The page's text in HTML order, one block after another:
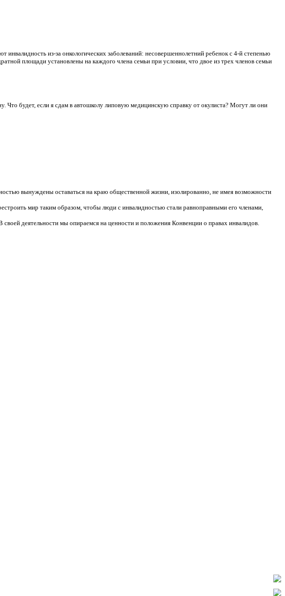
из-за онкологических заболеваний: несовершеннолетний ребенок с 4-й степенью
площади установлены на каждого члена семьи при условии, что двое из трех членов семьи
будет, если я сдам в автошколу липовую медицинскую справку от окулиста? Могут ли они
вынуждены оставаться на краю общественной жизни, изолированно, не имея возможности
мир таким образом, чтобы люди с инвалидностью стали равноправными его членами,
деятельности мы опираемся на ценности и положения Конвенции о правах инвалидов.